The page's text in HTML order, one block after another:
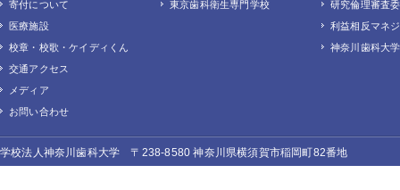
寄付について
医療施設
校章・校歌・ケイディくん
交通アクセス
メディア
お問い合わせ
東京歯科衛生専門学校
研究倫理審査
利益相反マネ
神奈川歯科大
学校法人神奈川歯科大学 〒238-8580 神奈川県横須賀市稲岡町82番地